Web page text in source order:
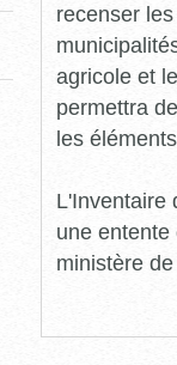
recenser
agricole et
permettra
les
L'Inventaire
une
ministère